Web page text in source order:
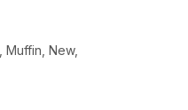
Muffin New